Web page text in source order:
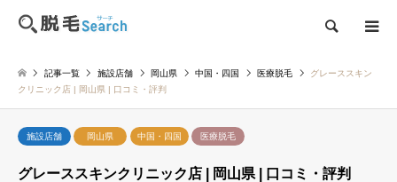
検索
記事一覧 施設店舗 岡山県 中国・四国 医療脱毛
グレーススキン
クリニック店 | 岡山県 | 口コミ・評判
施設店舗 岡山県 中国・四国 医療脱毛
グレーススキンクリニック店 | 岡山県 | 口コミ・評判